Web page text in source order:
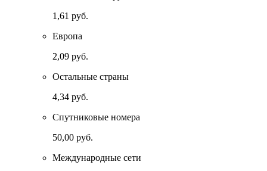
1,61 руб.
Европа
2,09 руб.
Остальные страны
4,34 руб.
Спутниковые номера
50,00 руб.
Международные сети